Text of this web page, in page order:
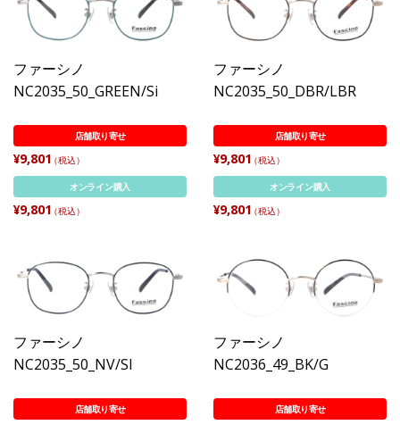
ファーシノ
NC2035_50_GREEN/Si
店舗取り寄せ
¥9,801 （税込）
オンライン購入
¥9,801 （税込）
ファーシノ
NC2035_50_DBR/LBR
店舗取り寄せ
¥9,801 （税込）
オンライン購入
¥9,801 （税込）
ファーシノ
NC2035_50_NV/SI
店舗取り寄せ
ファーシノ
NC2036_49_BK/G
店舗取り寄せ